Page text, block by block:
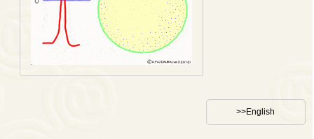
>>English